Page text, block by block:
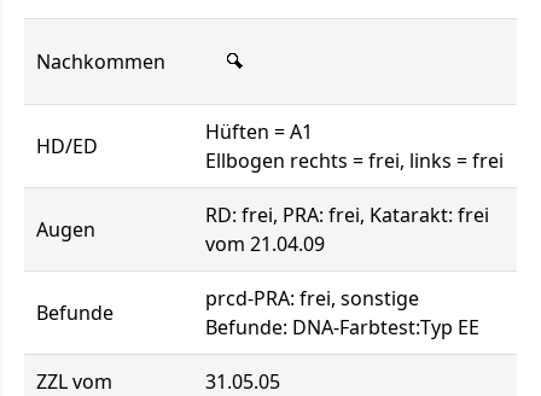
Nachkommen
HD/ED
Hüften = A1
Ellbogen rechts = frei, links = frei
Augen
RD: frei, PRA: frei, Katarakt: frei
vom 21.04.09
Befunde
prcd-PRA: frei, sonstige
Befunde: DNA-Farbtest:Typ EE
ZZL vom 31.05.05